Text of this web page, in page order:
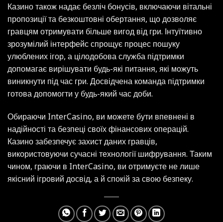
Казино також надає безліч бонусів, включаючи вітальні
пропозиції та безкоштовні обертання, що дозволяє
гравцям отримувати більше вигод від гри. Інтуїтивно
зрозумілий інтерфейс спрощує процес пошуку
улюблених ігор, а цілодобова служба підтримки
допомагає вирішувати будь-які питання, які можуть
виникнути під час гри. Досвідчена команда підтримки
готова допомогти у будь-який час доби.
Обираючи InterCasino, ви можете бути впевнені в
надійності та безпеці своїх фінансових операцій.
Казино забезпечує захист даних гравців,
використовуючи сучасні технології шифрування. Таким
чином, граючи в InterCasino, ви отримуєте не лише
якісний ігровий досвід, а й спокій за свою безпеку.